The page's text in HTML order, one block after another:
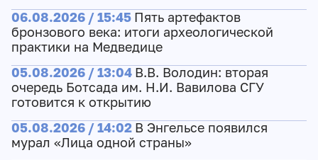
06.08.2026 / 15:45 Пять артефактов
бронзового века: итоги археологической
практики на Медведице
05.08.2026 / 13:04 В.В. Володин: вторая
очередь Ботсада им. Н.И. Вавилова СГУ
готовится к открытию
05.08.2026 / 14:02 В Энгельсе появился
мурал «Лица одной страны»